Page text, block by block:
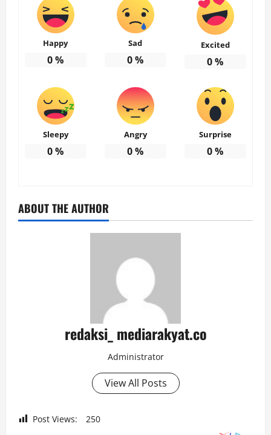
Happy
0%
Sad
0%
Excited
0%
Sleepy
0%
Angry
0%
Surprise
0%
ABOUT THE AUTHOR
redaksi_ mediarakyat.co
Administrator
View All Posts
Post Views: 250